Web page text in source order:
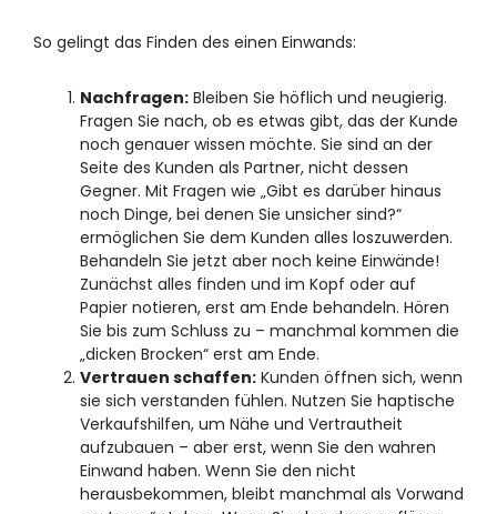
So gelingt das Finden des einen Einwands:
Nachfragen: Bleiben Sie höflich und neugierig.
Fragen Sie nach, ob es etwas gibt, das der Kunde
noch genauer wissen möchte. Sie sind an der
Seite des Kunden als Partner, nicht dessen
Gegner. Mit Fragen wie „Gibt es darüber hinaus
noch Dinge, bei denen Sie unsicher sind?“
ermöglichen Sie dem Kunden alles loszuwerden.
Behandeln Sie jetzt aber noch keine Einwände!
Zunächst alles finden und im Kopf oder auf
Papier notieren, erst am Ende behandeln. Hören
Sie bis zum Schluss zu – manchmal kommen die
„dicken Brocken“ erst am Ende.
Vertrauen schaffen: Kunden öffnen sich, wenn
sie sich verstanden fühlen. Nutzen Sie haptische
Verkaufshilfen, um Nähe und Vertrautheit
aufzubauen – aber erst, wenn Sie den wahren
Einwand haben. Wenn Sie den nicht
herausbekommen, bleibt manchmal als Vorwand